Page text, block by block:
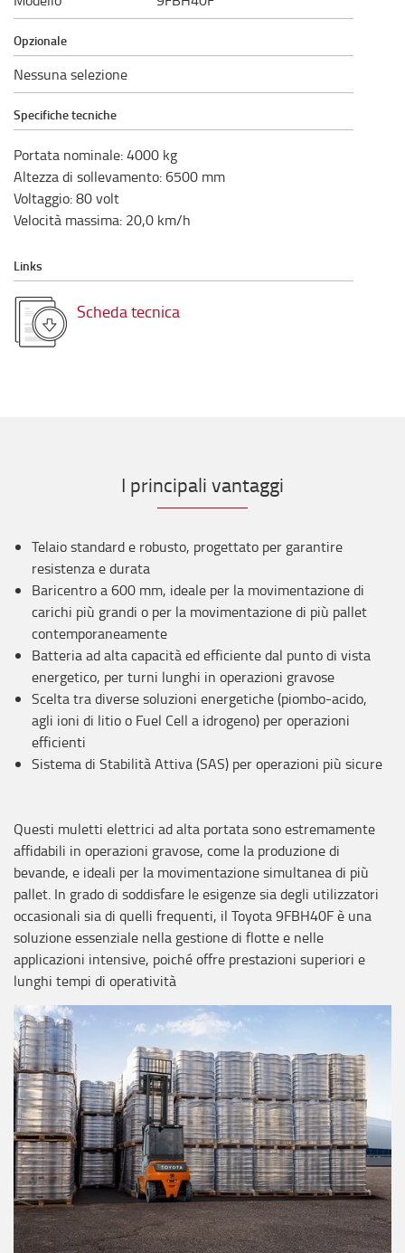
Opzionale
Nessuna selezione
Specifiche tecniche
Portata nominale:4000 kg
Altezza di sollevamento:6500 mm
Voltaggio:80volt
Velocità massima: 20,0 km/h
Links
Scheda tecnica
I principali vantaggi
Telaio standard e robusto, progettato per garantire
resistenza e durata
Baricentro a 600 mm, ideale per la movimentazione di
carichi più grandi o per la movimentazione di più pallet
contemporaneamente
Batteria ad alta capacità ed efficiente dal punto di vista
energetico, per turni lunghi in operazioni gravose
Scelta tra diverse soluzioni energetiche (piombo-acido,
agli ioni di litio o Fuel Cell a idrogeno) per operazioni
efficienti
Sistema di Stabilità Attiva (SAS) per operazioni più sicure
Questi muletti elettrici ad alta portata sono estremamente
affidabili in operazioni gravose, come la produzione di
bevande, e ideali per la movimentazione simultanea di più
pallet. In grado di soddisfare le esigenze sia degli utilizzatori
occasionali sia di quelli frequenti, il Toyota 9FBH40F è una
soluzione essenziale nella gestione di flotte e nelle
applicazioni intensive, poiché offre prestazioni superiori e
lunghi tempi di operatività